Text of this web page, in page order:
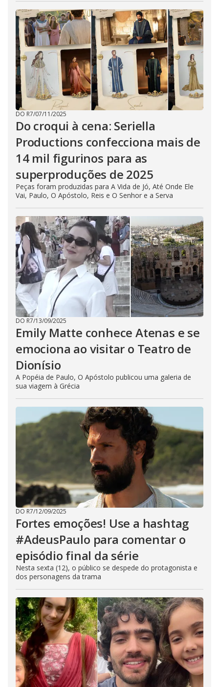
DO R7/07/11/2025
Do croqui à cena: Seriella
Productions confecciona mais de
14 mil figurinos para as
superproduções de 2025
Peças foram produzidas para A Vida de Jó, Até Onde Ele
Vai, Paulo, O Apóstolo, Reis e O Senhor e a Serva
DO R7/13/09/2025
Emily Matte conhece Atenas e se
emociona ao visitar o Teatro de
Dionísio
A Popéia de Paulo, O Apóstolo publicou uma galeria de
sua viagem à Grécia
DO R7/12/09/2025
Fortes emoções! Use a hashtag
#AdeusPaulo para comentar o
episódio final da série
Nesta sexta (12), o público se despede do protagonista e
dos personagens da trama